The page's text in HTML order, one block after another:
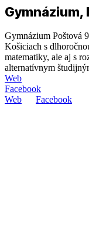
Gymnázium,
Gymnázium Poštová
Košiciach s
matematiky, ale aj s
alternatívnym
Web
Facebook
Web
Facebook